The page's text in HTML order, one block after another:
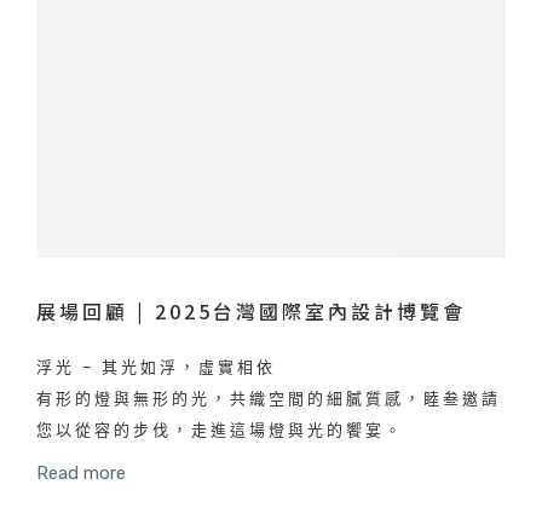
展場回顧 | 2025台灣國際室內設計博覽會
浮光 – 其光如浮，虛實相依
有形的燈與無形的光，共織空間的細膩質感，睦叁邀請
您以從容的步伐，走進這場燈與光的饗宴。
Read more